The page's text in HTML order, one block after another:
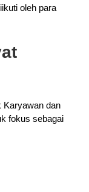
oleh para
Karyawan dan
fokus sebagai